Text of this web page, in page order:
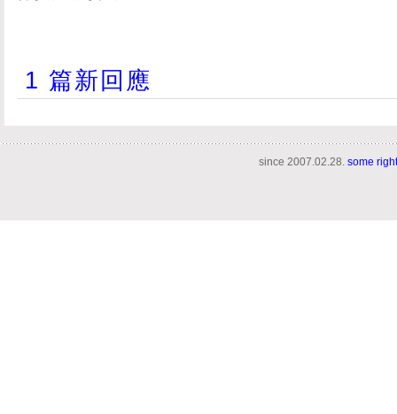
1 篇新回應
since 2007.02.28. some